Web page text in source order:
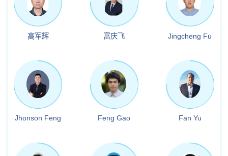
高军辉 富庆飞 Jingcheng Fu
Jhonson Feng Feng Gao Fan Yu